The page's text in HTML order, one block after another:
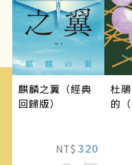
麒麟之翼（經典
回歸版）
NT$ 320
杜
的